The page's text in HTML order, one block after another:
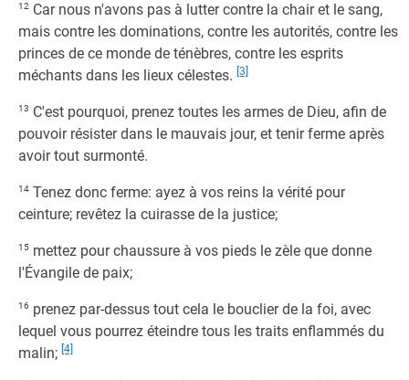
12 Car nous n'avons pas à lutter contre la chair et le sang,
mais contre les dominations, contre les autorités, contre les
princes de ce monde de ténèbres, contre les esprits
méchants dans les lieux célestes. [3]
13 C'est pourquoi, prenez toutes les armes de Dieu, afin de
pouvoir résister dans le mauvais jour, et tenir ferme après
avoir tout surmonté.
14 Tenez donc ferme: ayez à vos reins la vérité pour
ceinture; revêtez la cuirasse de la justice;
15 mettez pour chaussure à vos pieds le zèle que donne
l'Évangile de paix;
16 prenez par-dessus tout cela le bouclier de la foi, avec
lequel vous pourrez éteindre tous les traits enflammés du
malin; [4]